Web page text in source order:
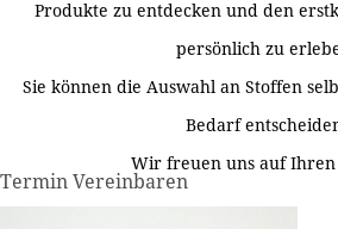
Produkte zu entdecken und den
persönlich zu
Sie können die Auswahl an Stoffen
Bedarf
Wir freuen uns auf Ihren
Termin Vereinbaren